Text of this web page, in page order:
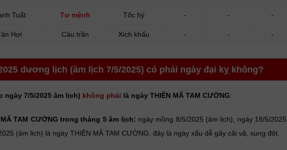
Tuất Tư mệnh Tốc hỷ - - -
Hợi Câu trần Xích khẩu - - -
dương lịch (âm lịch 7/5/2025) có phải ngày đại kỵ không?
ngày 7/5/2025 âm lịch) không phải là ngày THIÊN MÃ TAM CƯỜNG:
TAM CƯỜNG trong tháng 5 âm lịch: ngày mồng 8/5/2025 (âm lịch), ngày 18/5/2025
(âm lịch) là ngày THIÊN MÃ TAM CƯỜNG, đây là ngày xấu dễ gây cãi vã, xung đột.